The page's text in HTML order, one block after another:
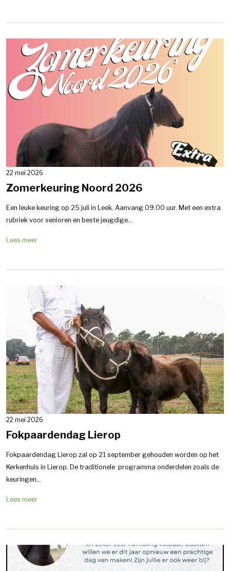
22 mei 2026
Zomerkeuring Noord 2026
Een leuke keuring op 25 juli in Leek. Aanvang 09.00 uur. Met een extra
rubriek voor senioren en beste jeugdige...
Lees meer
22 mei 2026
Fokpaardendag Lierop
Fokpaardendag Lierop zal op 21 september gehouden worden op het
Kerkenhuis in Lierop. De traditionele programma onderdelen zoals de
keuringen...
Lees meer